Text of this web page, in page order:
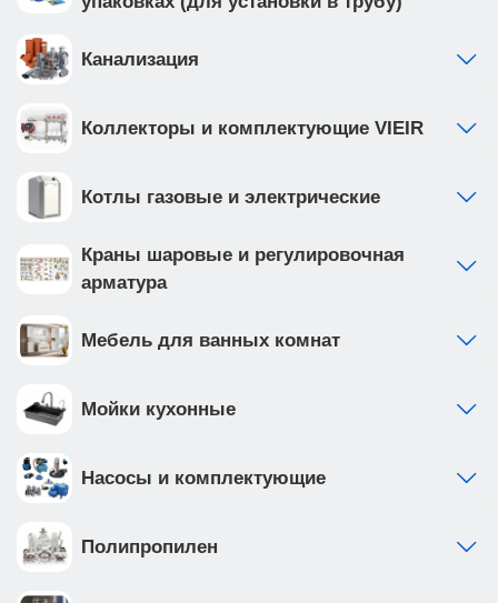
Канализация
Коллекторы и комплектующие VIEIR
Котлы газовые и электрические
Краны шаровые и регулировочная
арматура
Мебель для ванных комнат
Мойки кухонные
Насосы и комплектующие
Полипропилен